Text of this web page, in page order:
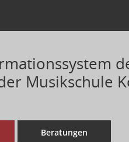
Musikschule
Beratungen